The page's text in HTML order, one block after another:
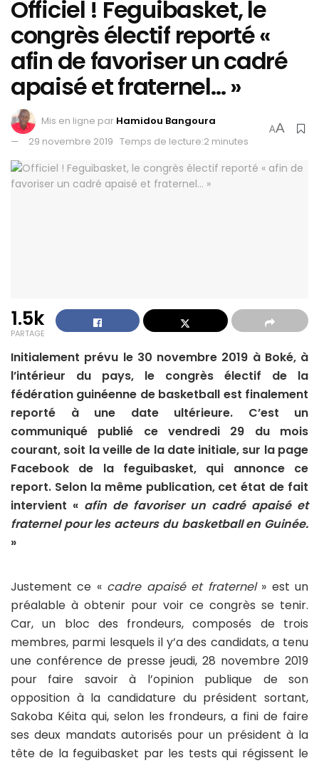
Officiel ! Feguibasket, le
congrès électif reporté «
afin de favoriser un cadré
apaisé et fraternel… »
Mis en ligne par Hamidou Bangoura
29 novembre 2019 Temps de lecture:2 minutes
AA
1.5k
PARTAGE
Initialement prévu le 30 novembre 2019 à Boké, à
l’intérieur du pays, le congrès électif de la
fédération guinéenne de basketball est finalement
reporté à une date ultérieure. C’est un
communiqué publié ce vendredi 29 du mois
courant, soit la veille de la date initiale, sur la page
Facebook de la feguibasket, qui annonce ce
report. Selon la même publication, cet état de fait
intervient « afin de favoriser un cadré apaisé et
fraternel pour les acteurs du basketball en Guinée.
»
Justement ce « cadre apaisé et fraternel» est un
préalable à obtenir pour voir ce congrès se tenir.
Car, un bloc des frondeurs, composés de trois
membres, parmi lesquels il y’a des candidats, a tenu
une conférence de presse jeudi, 28 novembre 2019
pour faire savoir à l’opinion publique de son
opposition à la candidature du président sortant,
Sakoba Kéita qui, selon les frondeurs, a fini de faire
ses deux mandats autorisés pour un président à la
tête de la feguibasket par les tests qui régissent le